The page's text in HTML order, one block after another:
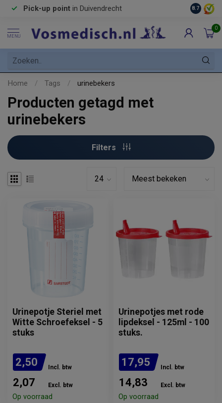
Pick-up point in Duivendrecht 8.7
MENU
0
Home / Tags / urinebekers
Producten getagd met
urinebekers
Filters
Urinepotje Steriel met
Witte Schroefeksel - 5
stuks
2,50 Incl. btw
2,07 Excl. btw
Op voorraad
Urinepotjes met rode
lipdeksel - 125ml - 100
stuks.
17,95 Incl. btw
14,83 Excl. btw
Op voorraad